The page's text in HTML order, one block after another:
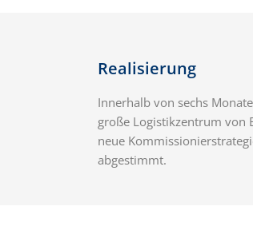
Realisierung
Innerhalb von sechs
große Logistikzentrum von
neue
abgestimmt.